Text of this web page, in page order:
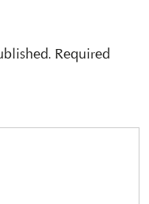
Required